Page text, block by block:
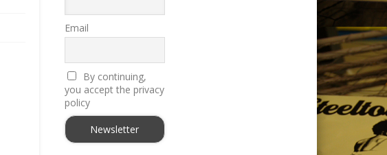
Email
By continuing,
you accept the privacy
policy